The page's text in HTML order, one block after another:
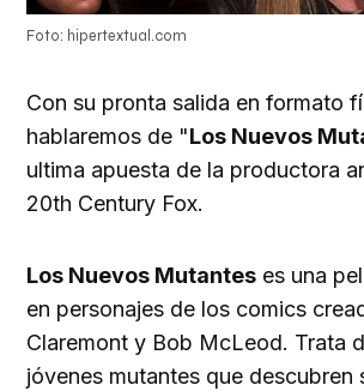
Foto: hipertextual.com
Con su pronta salida en formato
hablaremos de "Los Nuevos
ultima apuesta de la productora
20th Century Fox.
Los Nuevos Mutantes es una
en personajes de los comics
Claremont y Bob McLeod. Trata
jóvenes mutantes que descubren